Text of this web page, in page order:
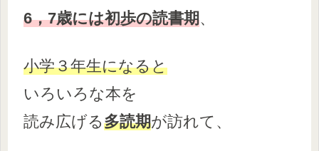
6，7歳には初歩の読書期、
小学３年生になると
いろいろな本を
読み広げる多読期が訪れて、